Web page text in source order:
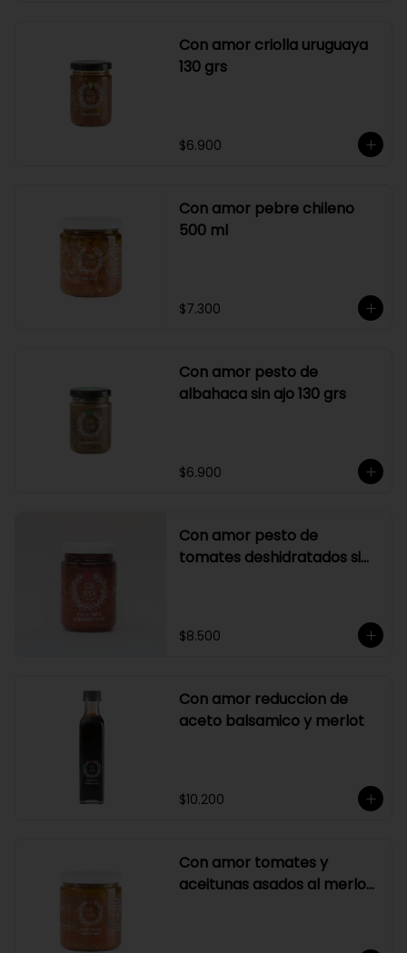
Con amor criolla uruguaya
130 grs
$6.900
Con amor pebre chileno
500 ml
$7.300
Con amor pesto de
albahaca sin ajo 130 grs
$6.900
Con amor pesto de
tomates deshidratados sin
$8.500
Con amor reduccion de
aceto balsamico y merlot
$10.200
Con amor tomates y
aceitunas asados al merlot